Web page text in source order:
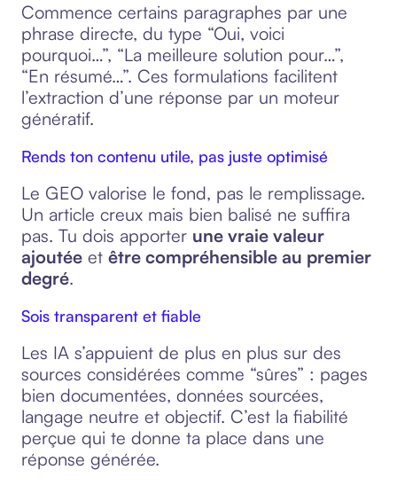
Commence certains paragraphes par une
phrase directe, du type “Oui, voici
pourquoi…”, “La meilleure solution pour…”,
“En résumé…”. Ces formulations facilitent
l’extraction d’une réponse par un moteur
génératif.
Rends ton contenu utile, pas juste optimisé
Le GEO valorise le fond, pas le remplissage.
Un article creux mais bien balisé ne suffira
pas. Tu dois apporter une vraie valeur
ajoutée et être compréhensible au premier
degré.
Sois transparent et fiable
Les IA s’appuient de plus en plus sur des
sources considérées comme “sûres” : pages
bien documentées, données sourcées,
langage neutre et objectif. C’est la fiabilité
perçue qui te donne ta place dans une
réponse générée.